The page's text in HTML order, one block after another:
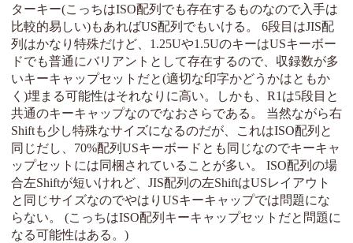
ターキー(こっちはISO配列でも存在するものなので入手は
比較的易しい)もあればUS配列でもいける。 6段目はJIS配
列はかなり特殊だけど、1.25Uや1.5UのキーはUSキーボー
ドでも普通にバリアントとして存在するので、収録数が多
いキーキャップセットだと(適切な印字かどうかはともか
く)埋まる可能性はそれなりに高い。しかも、R1は5段目と
共通のキーキャップなのでなおさらである。 当然ながら右
Shiftも少し特殊なサイズになるのだが、これはISO配列と
同じだし、70%配列USキーボードとも同じなのでキーキャ
ップセットには同梱されていることが多い。 ISO配列の場
合左Shiftが短いけれど、JIS配列の左ShiftはUSレイアウト
と同じサイズなのでやはりUSキーキャップでは問題にな
らない。 (こっちはISO配列キーキャップセットだと問題に
なる可能性はある。)